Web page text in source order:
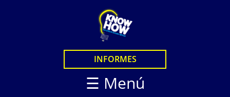
INFORMES
☰ Menú
CURSOS
CURSOS EN LINEA
CURSOS
LOGIN
STUDENTS
KNOW HOW LIVE